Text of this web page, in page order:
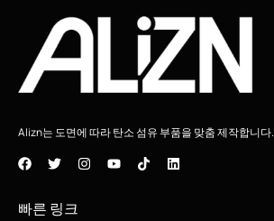
Alizn는 도면에 따라 탄소 섬유 부품을 맞춤 제작합니다.
빠른 링크